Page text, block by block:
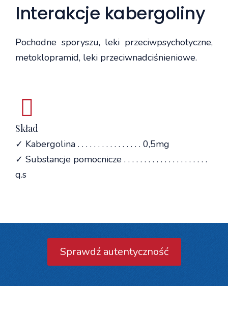
Interakcje kabergoliny
Pochodne sporyszu, leki przeciwpsychotyczne,
metoklopramid, leki przeciwnadciśnieniowe.
Skład
✓ Kabergolina . . . . . . . . . . . . . . . . 0,5mg
✓ Substancje pomocnicze . . . . . . . . . . . . . . . . . . . . .
q.s
Sprawdź autentyczność